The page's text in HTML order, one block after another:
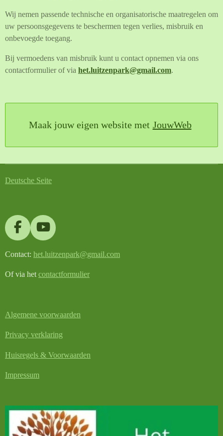
Wij nemen passende technische en organisatorische maatregelen om
uw persoonsgegevens te beschermen tegen verlies, misbruik en
onbevoegde toegang.
Bij vermoedens van misbruik kunt u contact opnemen via ons
contactformulier of via het.luitzenpark@gmail.com.
Maak jouw eigen website met JouwWeb
Deutsche Seite
F
c
e
b
k
Y
u
u
Contact: het.luitzenpark@gmail.com
Of via hetcontactformulier
Algemene voorwaarden
Privacy verklaring
Huisregels & Voorwaarden
Impressum